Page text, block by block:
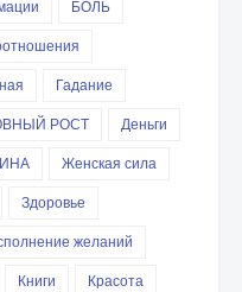
БОЛЬ
Гадание
РОСТ
Деньги
Женская сила
Здоровье
желаний
Книги
Красота